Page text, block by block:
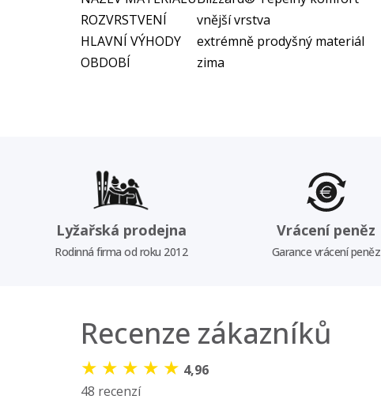
ROZVRSTVENÍ
vnější vrstva
HLAVNÍ VÝHODY
extrémně prodyšný materiál
OBDOBÍ
zima
Lyžařská prodejna
Rodinná firma od roku 2012
Vrácení peněz
Garance vrácení peněz
Recenze zákazníků
★ ★ ★ ★ ★ 4,96
48 recenzí